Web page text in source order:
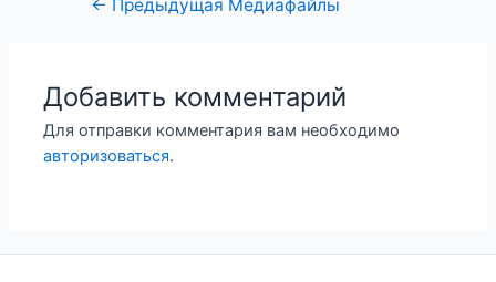
← Предыдущая Медиафайлы
Добавить комментарий
Для отправки комментария вам необходимо
авторизоваться.